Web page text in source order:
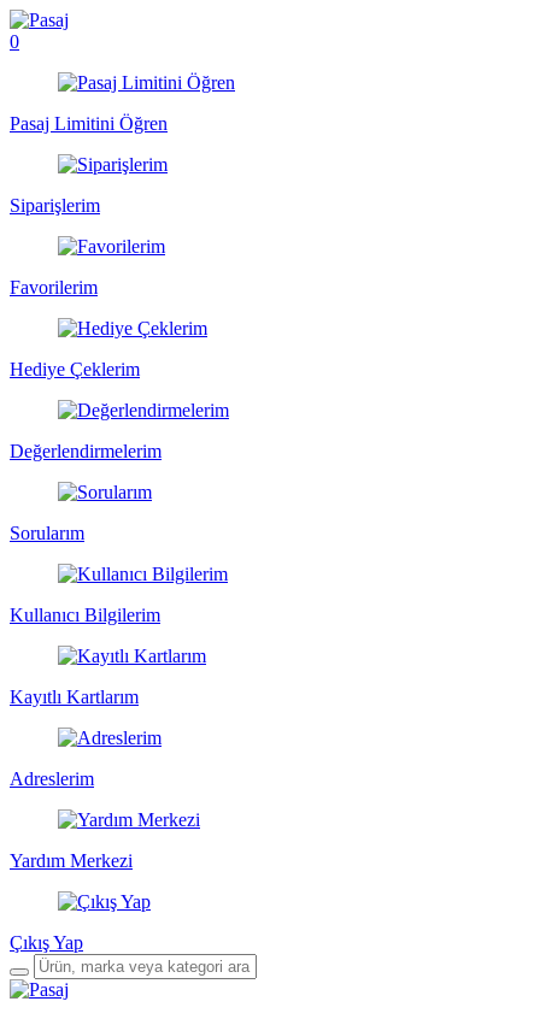
0
Pasaj Limitini Öğren
Siparişlerim
Favorilerim
Hediye Çeklerim
Değerlendirmelerim
Sorularım
Kullanıcı Bilgilerim
Kayıtlı Kartlarım
Adreslerim
Yardım Merkezi
Çıkış Yap